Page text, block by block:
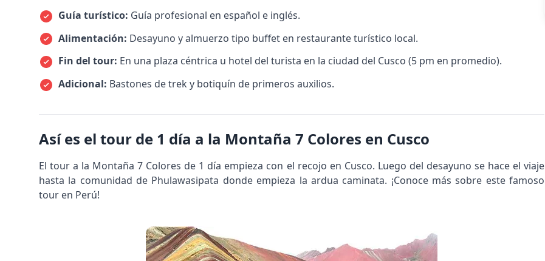
Guía turístico: Guía profesional en español e inglés.
Alimentación: Desayuno y almuerzo tipo buffet en restaurante turístico local.
Fin del tour: En una plaza céntrica u hotel del turista en la ciudad del Cusco (5 pm en promedio).
Adicional: Bastones de trek y botiquín de primeros auxilios.
Así es el tour de 1 día a la Montaña 7 Colores en Cusco
El tour a la Montaña 7 Colores de 1 día empieza con el recojo en Cusco. Luego del desayuno se hace el viaje
hasta la comunidad de Phulawasipata donde empieza la ardua caminata. ¡Conoce más sobre este famoso
tour en Perú!